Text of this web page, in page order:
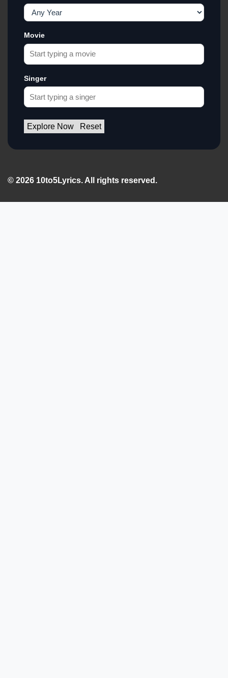
Movie
Singer
Explore Now Reset
© 2026 10to5Lyrics. All rights reserved.